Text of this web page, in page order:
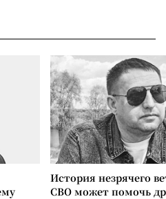
История незрячего
СВО может помочь